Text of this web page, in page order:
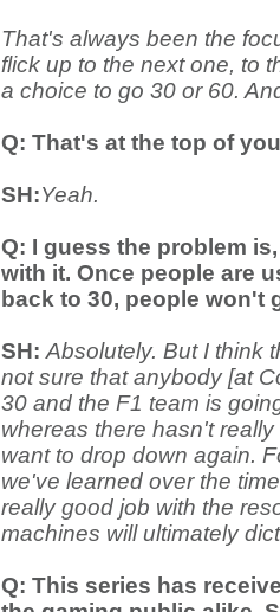
That's always been the
flick up to the next one, to
a choice to go 30 or 60.
Q: That's at the top of
SH:Yeah.
Q: I guess the problem
with it. Once people are
back to 30, people won't
SH: Absolutely. But I think
not sure that anybody [at
30 and the F1 team is
whereas there hasn't
want to drop down again.
we've learned over the
really good job with the
machines will ultimately
Q: This series has